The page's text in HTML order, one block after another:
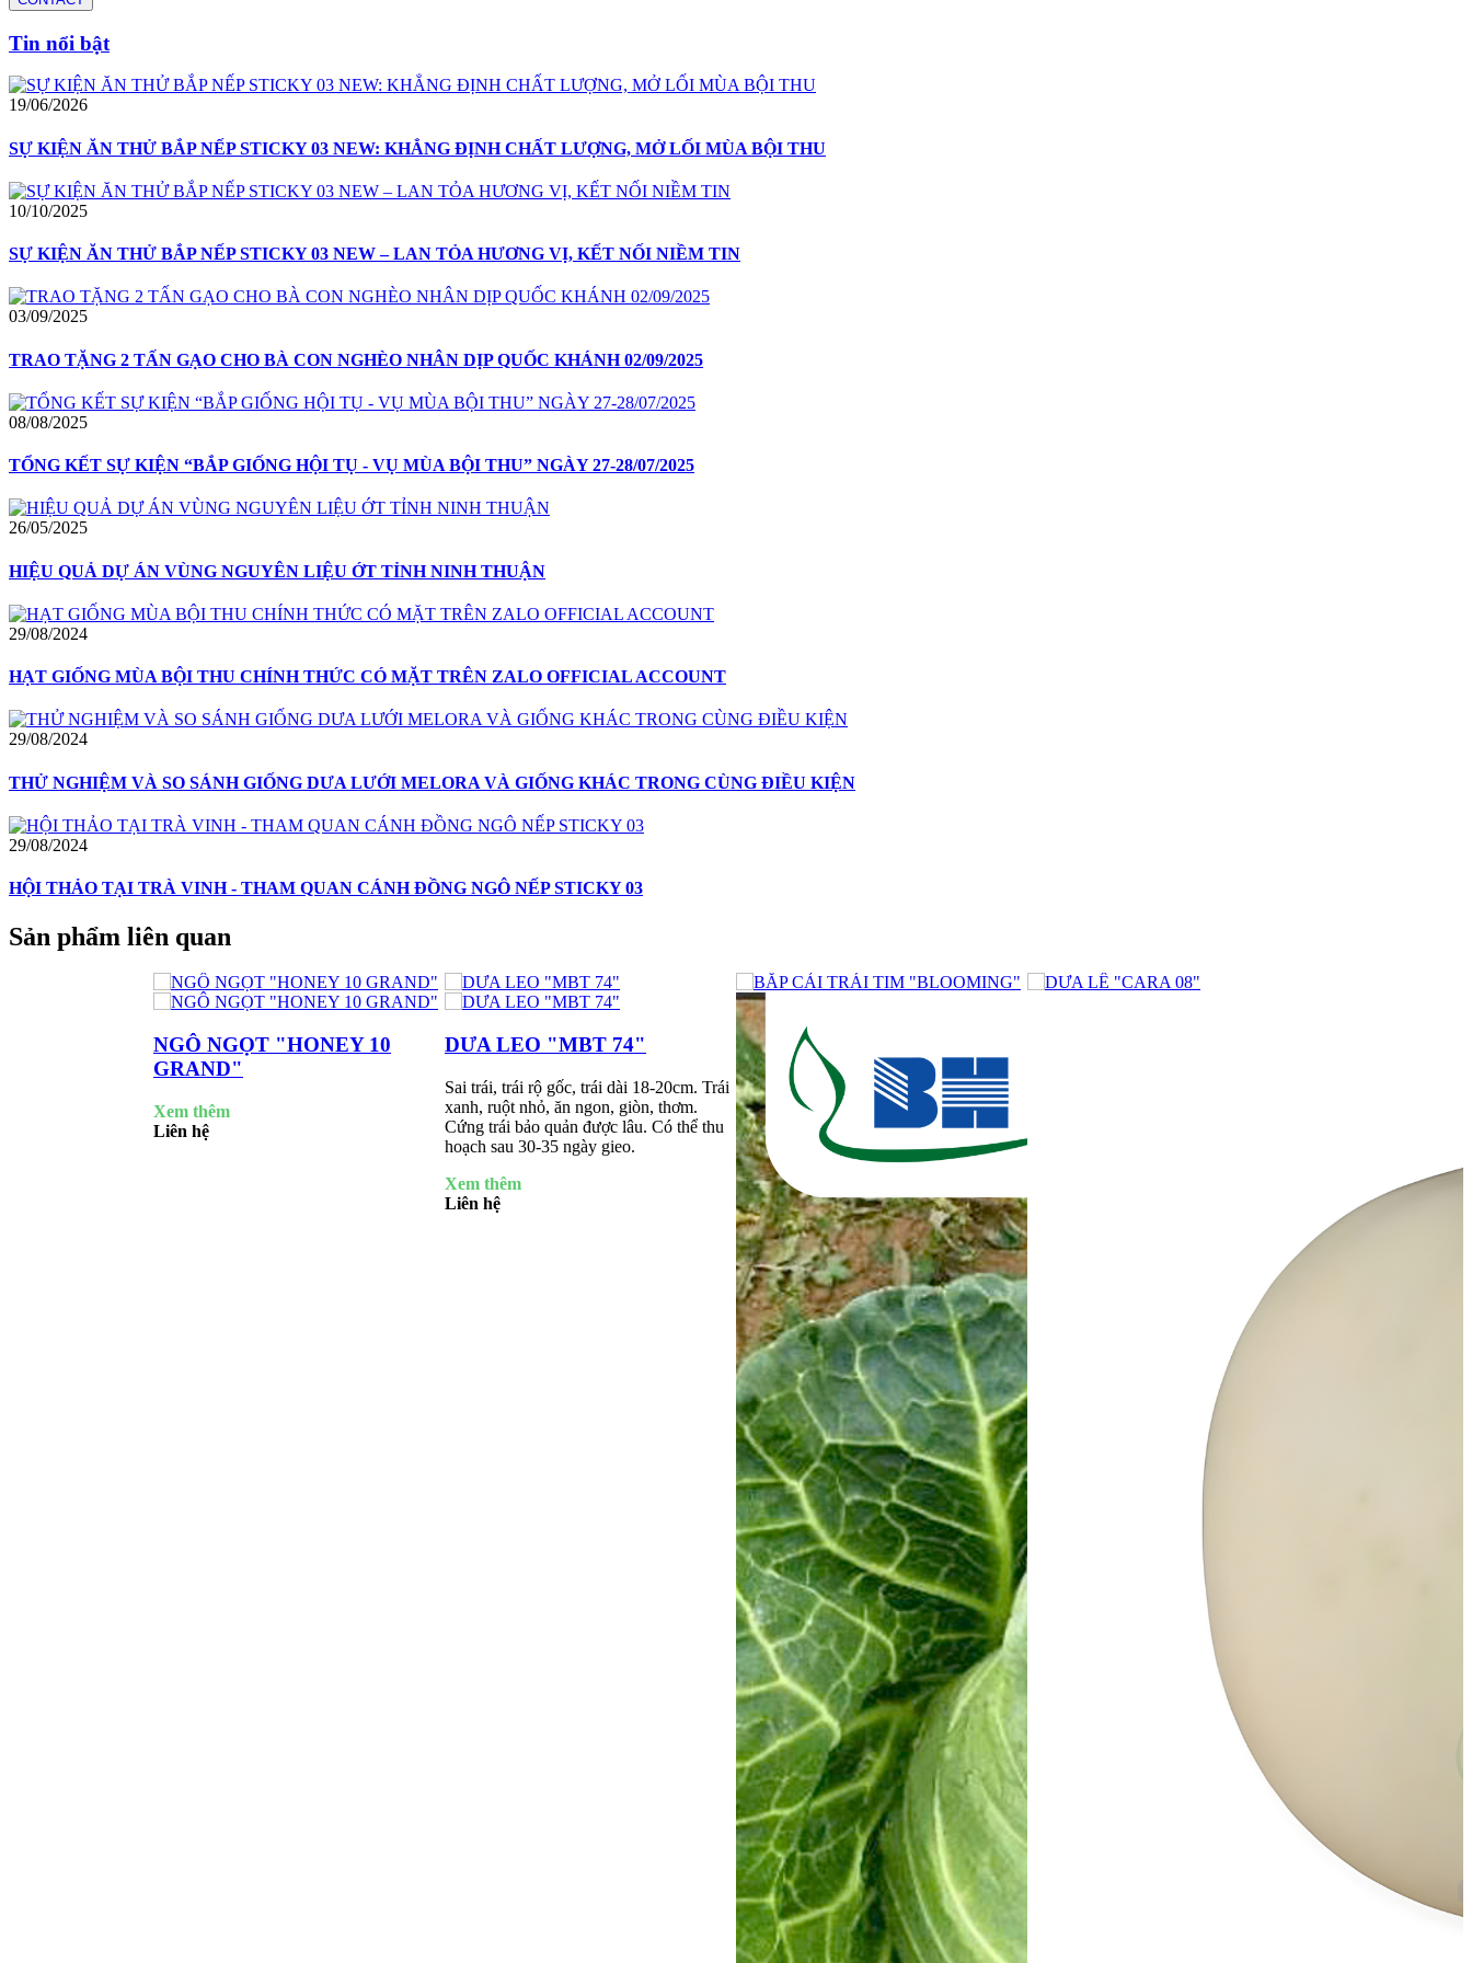
Tin nổi bật
19/06/2026
SỰ KIỆN ĂN THỬ BẮP NẾP STICKY 03 NEW: KHẲNG ĐỊNH CHẤT LƯỢNG, MỞ LỐI MÙA BỘI THU
10/10/2025
SỰ KIỆN ĂN THỬ BẮP NẾP STICKY 03 NEW – LAN TỎA HƯƠNG VỊ, KẾT NỐI NIỀM TIN
03/09/2025
TRAO TẶNG 2 TẤN GẠO CHO BÀ CON NGHÈO NHÂN DỊP QUỐC KHÁNH 02/09/2025
08/08/2025
TỔNG KẾT SỰ KIỆN “BẮP GIỐNG HỘI TỤ - VỤ MÙA BỘI THU” NGÀY 27-28/07/2025
26/05/2025
HIỆU QUẢ DỰ ÁN VÙNG NGUYÊN LIỆU ỚT TỈNH NINH THUẬN
29/08/2024
HẠT GIỐNG MÙA BỘI THU CHÍNH THỨC CÓ MẶT TRÊN ZALO OFFICIAL ACCOUNT
29/08/2024
THỬ NGHIỆM VÀ SO SÁNH GIỐNG DƯA LƯỚI MELORA VÀ GIỐNG KHÁC TRONG CÙNG ĐIỀU KIỆN
29/08/2024
HỘI THẢO TẠI TRÀ VINH - THAM QUAN CÁNH ĐỒNG NGÔ NẾP STICKY 03
Sản phẩm liên quan
NGÔ NGỌT "HONEY 10
GRAND"
Xem thêm
Liên hệ
DƯA LEO "MBT 74"
Sai trái, trái rộ gốc, trái dài 18-20cm. Trái
xanh, ruột nhỏ, ăn ngon, giòn, thơm.
Cứng trái bảo quản được lâu. Có thể thu
hoạch sau 30-35 ngày gieo.
Xem thêm
Liên hệ